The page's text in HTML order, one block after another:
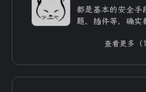
都是基本的安全手
题、插件等，确实
查看更多（